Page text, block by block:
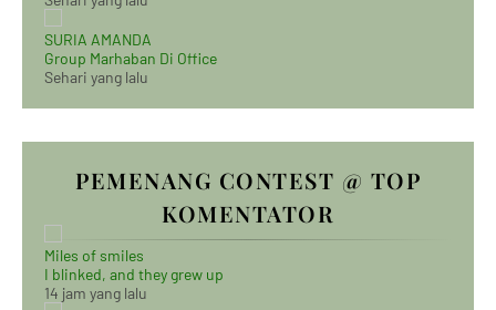
SURIA AMANDA
Group Marhaban Di Office
Sehari yang lalu
PEMENANG CONTEST @ TOP
KOMENTATOR
Miles of smiles
I blinked, and they grew up
14 jam yang lalu